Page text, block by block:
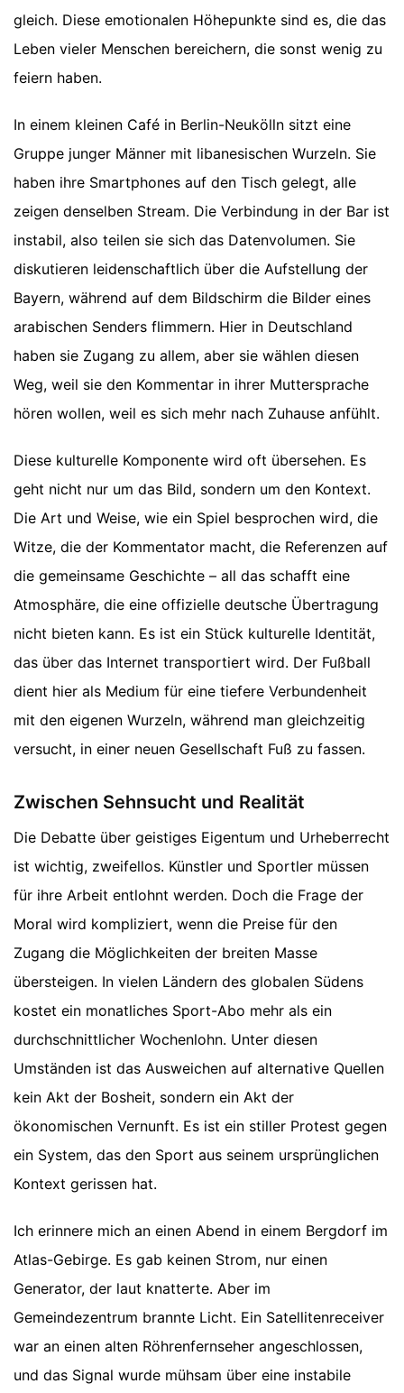
gleich. Diese emotionalen Höhepunkte sind es, die das
Leben vieler Menschen bereichern, die sonst wenig zu
feiern haben.
In einem kleinen Café in Berlin-Neukölln sitzt eine
Gruppe junger Männer mit libanesischen Wurzeln. Sie
haben ihre Smartphones auf den Tisch gelegt, alle
zeigen denselben Stream. Die Verbindung in der Bar ist
instabil, also teilen sie sich das Datenvolumen. Sie
diskutieren leidenschaftlich über die Aufstellung der
Bayern, während auf dem Bildschirm die Bilder eines
arabischen Senders flimmern. Hier in Deutschland
haben sie Zugang zu allem, aber sie wählen diesen
Weg, weil sie den Kommentar in ihrer Muttersprache
hören wollen, weil es sich mehr nach Zuhause anfühlt.
Diese kulturelle Komponente wird oft übersehen. Es
geht nicht nur um das Bild, sondern um den Kontext.
Die Art und Weise, wie ein Spiel besprochen wird, die
Witze, die der Kommentator macht, die Referenzen auf
die gemeinsame Geschichte – all das schafft eine
Atmosphäre, die eine offizielle deutsche Übertragung
nicht bieten kann. Es ist ein Stück kulturelle Identität,
das über das Internet transportiert wird. Der Fußball
dient hier als Medium für eine tiefere Verbundenheit
mit den eigenen Wurzeln, während man gleichzeitig
versucht, in einer neuen Gesellschaft Fuß zu fassen.
Zwischen Sehnsucht und Realität
Die Debatte über geistiges Eigentum und Urheberrecht
ist wichtig, zweifellos. Künstler und Sportler müssen
für ihre Arbeit entlohnt werden. Doch die Frage der
Moral wird kompliziert, wenn die Preise für den
Zugang die Möglichkeiten der breiten Masse
übersteigen. In vielen Ländern des globalen Südens
kostet ein monatliches Sport-Abo mehr als ein
durchschnittlicher Wochenlohn. Unter diesen
Umständen ist das Ausweichen auf alternative Quellen
kein Akt der Bosheit, sondern ein Akt der
ökonomischen Vernunft. Es ist ein stiller Protest gegen
ein System, das den Sport aus seinem ursprünglichen
Kontext gerissen hat.
Ich erinnere mich an einen Abend in einem Bergdorf im
Atlas-Gebirge. Es gab keinen Strom, nur einen
Generator, der laut knatterte. Aber im
Gemeindezentrum brannte Licht. Ein Satellitenreceiver
war an einen alten Röhrenfernseher angeschlossen,
und das Signal wurde mühsam über eine instabile